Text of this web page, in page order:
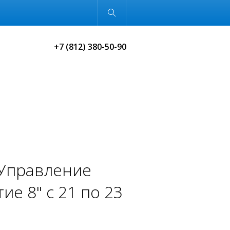
Обычная версия
+7 (812) 380-50-90
8" с 21 по 23